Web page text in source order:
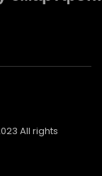
All rights